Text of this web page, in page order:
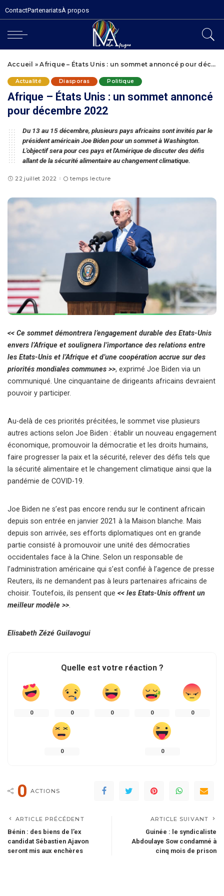
ContactPartenariatsÀ propos
Accueil »Afrique – États Unis : un sommet annoncé pour décembre 2022
Actualité Diasporas Politique
Afrique – États Unis : un sommet annoncé
pour décembre 2022
Du 13 au 15 décembre, plusieurs pays africains sont invités par le
président américain Joe Biden pour un sommet à Washington.
L'objectif sera pour ces pays et l'Amérique de discuter des défis
allant de la sécurité alimentaire au changement climatique.
22 juillet 2022 temps lecture
<< Ce sommet démontrera l’engagement durable des Etats-Unis
envers l’Afrique et soulignera l’importance des relations entre
les Etats-Unis et l’Afrique et d’une coopération accrue sur des
priorités mondiales communes >>, exprimé Joe Biden via un
communiqué. Une cinquantaine de dirigeants africains devraient
pouvoir y participer.
Au-delà de ces priorités précitées, le sommet vise plusieurs
autres actions selon Joe Biden : établir un nouveau engagement
économique, promouvoir la démocratie et les droits humains,
faire progresser la paix et la sécurité, relever des défis tels que
la sécurité alimentaire et le changement climatique ainsi que la
pandémie de COVID-19.
Joe Biden ne s’est pas encore rendu sur le continent africain
depuis son entrée en janvier 2021 à la Maison blanche. Mais
depuis son arrivée, ses efforts diplomatiques ont en grande
partie consisté à promouvoir une unité des démocraties
occidentales face à la Chine. Selon un responsable de
l’administration américaine qui s’est confié à l’agence de presse
Reuters, ils ne demandent pas à leurs partenaires africains de
choisir. Toutefois, ils pensent que << les Etats-Unis offrent un
meilleur modèle >>.
Elisabeth Zézé Guilavogui
Quelle est votre réaction ?
0 0 0 0 0
0 0
0 ACTIONS
ARTICLE PRÉCÉDENT
Bénin : des biens de l’ex
candidat Sébastien Ajavon
seront mis aux enchères
ARTICLE SUIVANT
Guinée : le syndicaliste
Abdoulaye Sow condamné à
cinq mois de prison